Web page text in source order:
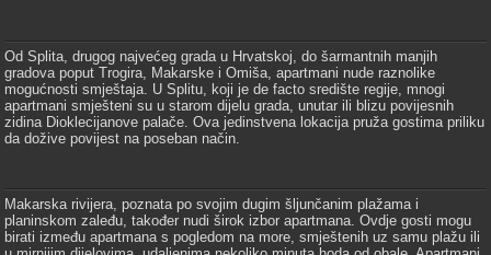
Od Splita, drugog najvećeg grada u Hrvatskoj, do šarmantnih manjih
gradova poput Trogira, Makarske i Omiša, apartmani nude raznolike
mogućnosti smještaja. U Splitu, koji je de facto središte regije, mnogi
apartmani smješteni su u starom dijelu grada, unutar ili blizu povijesnih
zidina Dioklecijanove palače. Ova jedinstvena lokacija pruža gostima priliku
da dožive povijest na poseban način.
Makarska rivijera, poznata po svojim dugim šljunčanim plažama i
planinskom zaleđu, također nudi širok izbor apartmana. Ovdje gosti mogu
birati između apartmana s pogledom na more, smještenih uz samu plažu ili